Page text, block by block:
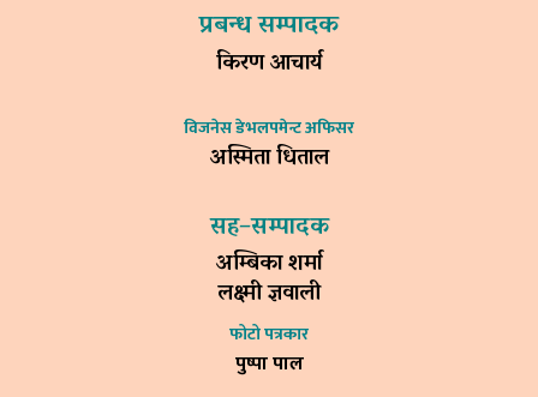
प्रबन्ध सम्पादक
किरण आचार्य
विजनेस डेभलपमेन्ट अफिसर
अस्मिता धिताल
सह–सम्पादक
अम्बिका शर्मा
लक्ष्मी ज्ञवाली
फोटो पत्रकार
पुष्पा पाल